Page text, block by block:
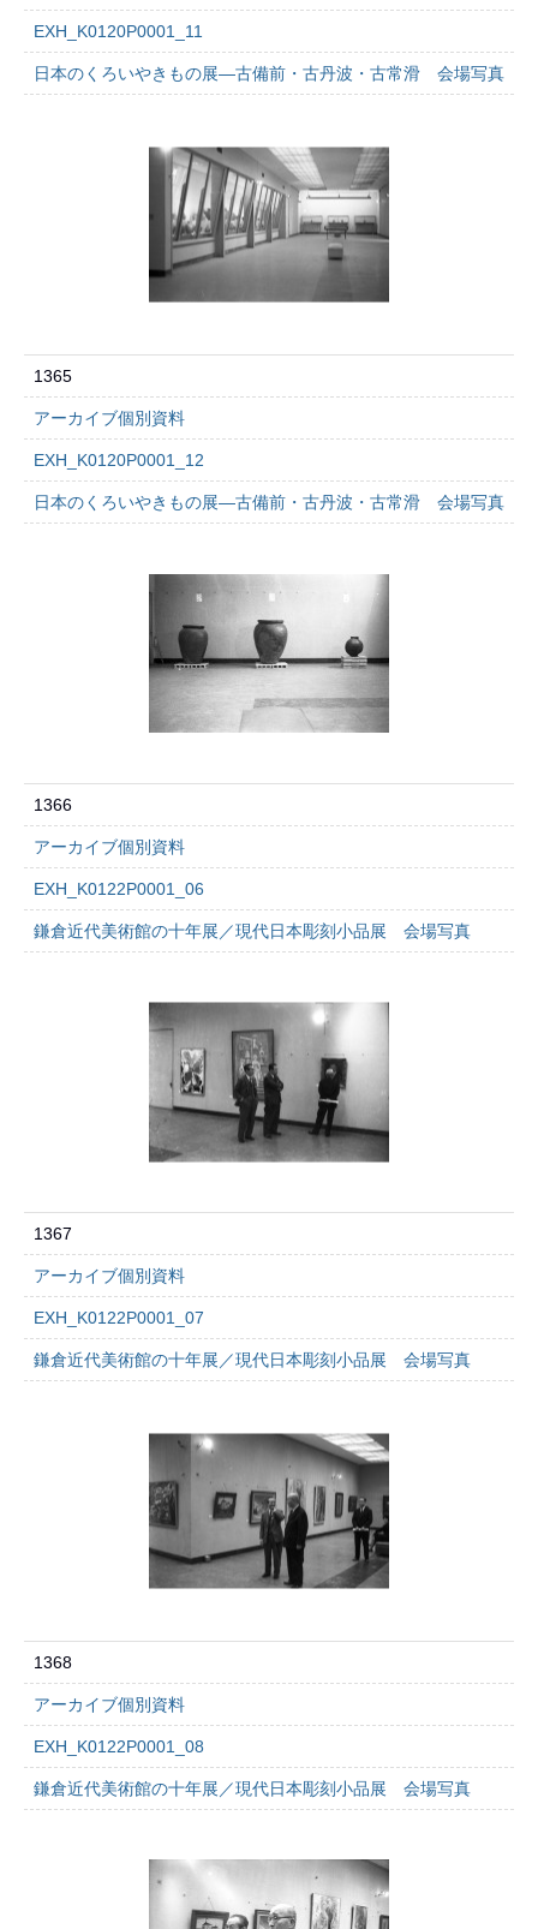
EXH_K0120P0001_11
日本のくろいやきもの展―古備前・古丹波・古常滑 会場写真
1365
アーカイブ個別資料
EXH_K0120P0001_12
日本のくろいやきもの展―古備前・古丹波・古常滑 会場写真
1366
アーカイブ個別資料
EXH_K0122P0001_06
鎌倉近代美術館の十年展／現代日本彫刻小品展 会場写真
1367
アーカイブ個別資料
EXH_K0122P0001_07
鎌倉近代美術館の十年展／現代日本彫刻小品展 会場写真
1368
アーカイブ個別資料
EXH_K0122P0001_08
鎌倉近代美術館の十年展／現代日本彫刻小品展 会場写真